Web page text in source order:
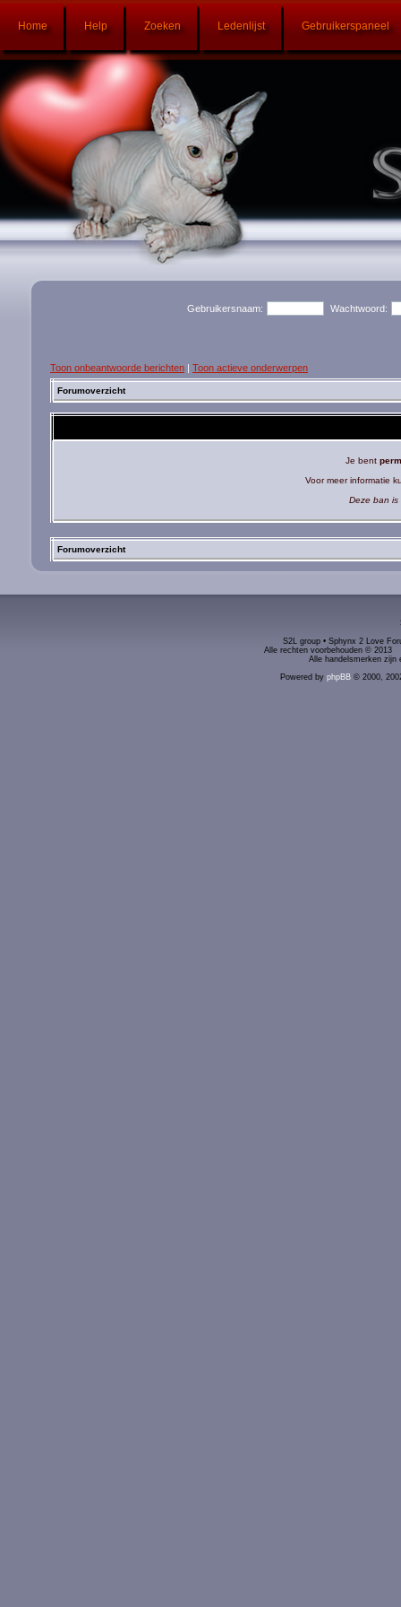
Home Help Zoeken Ledenlijst Gebruikerspaneel
Gebruikersnaam: Wachtwoord:
Toon onbeantwoorde berichten | Toon actieve onderwerpen
Forumoverzicht
Je bent
Voor meer informatie
Deze ban is
Forumoverzicht
S2L group • Sphynx 2 Love
Alle rechten voorbehouden ©
Alle handelsmerken zijn
Powered by phpBB© 2000,